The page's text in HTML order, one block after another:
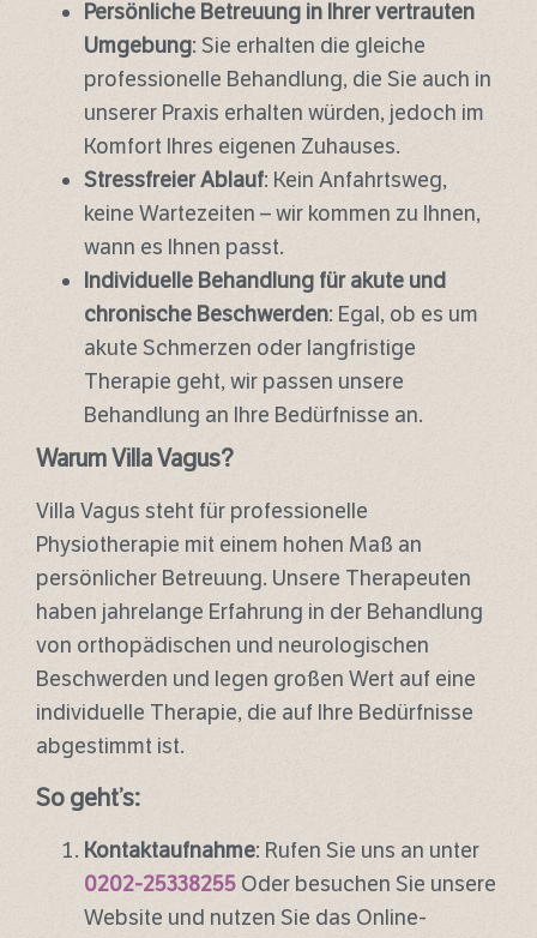
Persönliche Betreuung in Ihrer vertrauten
Umgebung: Sie erhalten die gleiche
professionelle Behandlung, die Sie auch in
unserer Praxis erhalten würden, jedoch im
Komfort Ihres eigenen Zuhauses.
Stressfreier Ablauf: Kein Anfahrtsweg,
keine Wartezeiten – wir kommen zu Ihnen,
wann es Ihnen passt.
Individuelle Behandlung für akute und
chronische Beschwerden: Egal, ob es um
akute Schmerzen oder langfristige
Therapie geht, wir passen unsere
Behandlung an Ihre Bedürfnisse an.
Warum Villa Vagus?
Villa Vagus steht für professionelle
Physiotherapie mit einem hohen Maß an
persönlicher Betreuung. Unsere Therapeuten
haben jahrelange Erfahrung in der Behandlung
von orthopädischen und neurologischen
Beschwerden und legen großen Wert auf eine
individuelle Therapie, die auf Ihre Bedürfnisse
abgestimmt ist.
So geht’s:
Kontaktaufnahme: Rufen Sie uns an unter
0202-25338255 Oder besuchen Sie unsere
Website und nutzen Sie das Online-